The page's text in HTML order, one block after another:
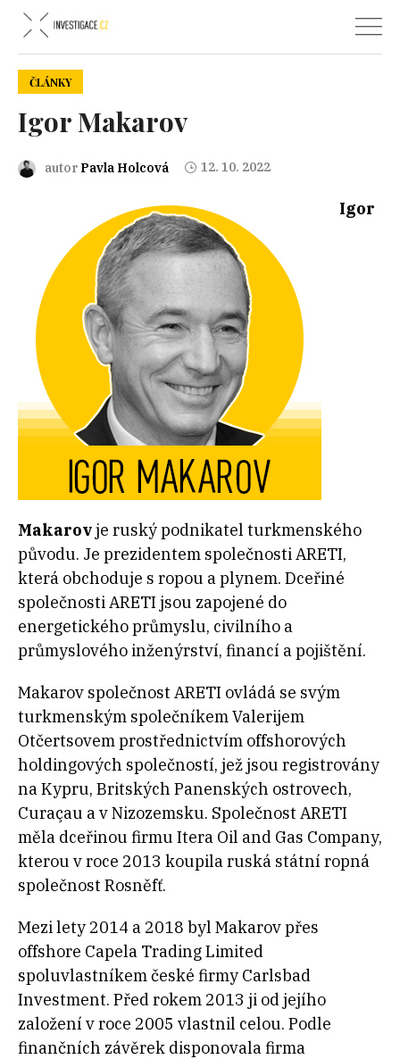
ČLÁNKY
Igor Makarov
autor Pavla Holcová 12. 10. 2022
Igor
Makarovje ruský podnikatel turkmenského
původu. Je prezidentem společnosti ARETI,
která obchoduje s ropou a plynem. Dceřiné
společnosti ARETI jsou zapojené do
energetického průmyslu, civilního a
průmyslového inženýrství, financí a pojištění.
Makarov společnost ARETI ovládá se svým
turkmenským společníkem Valerijem
Otčertsovem prostřednictvím offshorových
holdingových společností, jež jsou registrovány
na Kypru, Britských Panenských ostrovech,
Curaçau a v Nizozemsku. Společnost ARETI
měla dceřinou firmu Itera Oil and Gas Company,
kterou v roce 2013 koupila ruská státní ropná
společnost Rosněfť.
Mezi lety 2014 a 2018 byl Makarov přes
offshore Capela Trading Limited
spoluvlastníkem české firmy Carlsbad
Investment. Před rokem 2013 ji od jejího
založení v roce 2005 vlastnil celou. Podle
finančních závěrek disponovala firma